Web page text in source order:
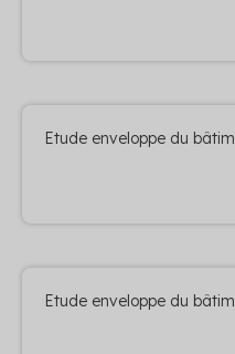
Etude enveloppe du
Etude enveloppe du